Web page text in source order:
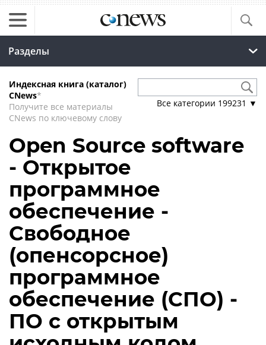
Разделы
Индексная книга (каталог)
CNews*
Получите все материалы
CNews по ключевому слову
Все категории 199231 ▼
Open Source software
- Открытое
программное
обеспечение -
Свободное
(опенсорсное)
программное
обеспечение (СПО) -
ПО с открытым